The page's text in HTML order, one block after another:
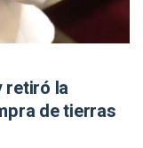
retiró la
de tierras